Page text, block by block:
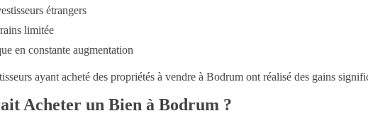
étrangers
limitée
en constante augmentation
ayant acheté des propriétés à vendre à Bodrum ont réalisé des gains
Acheter un Bien à Bodrum ?